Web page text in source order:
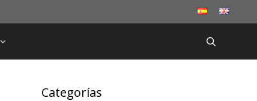
Categorías